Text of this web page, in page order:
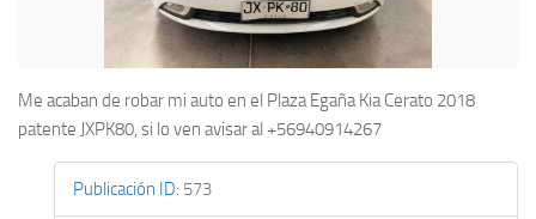
Me acaban de robar mi auto en el Plaza Egaña Kia Cerato 2018
patente JXPK80, si lo ven avisar al +56940914267
Publicación ID: 573